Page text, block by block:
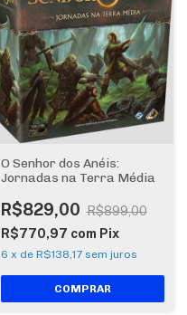
O Senhor dos Anéis:
Jornadas na Terra Média
R$829,00 R$899,00
R$770,97 com Pix
6 x de R$138,17 sem juros